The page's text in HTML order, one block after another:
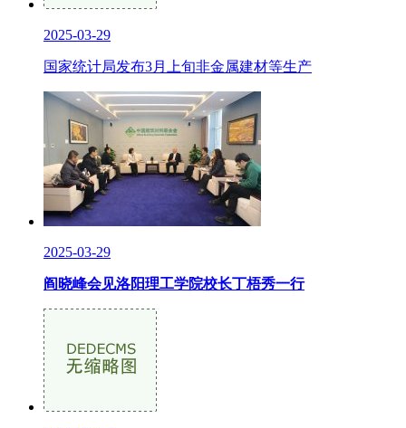
2025-03-29
国家统计局发布3月上旬非金属建材等生产
2025-03-29
阎晓峰会见洛阳理工学院校长丁梧秀一行